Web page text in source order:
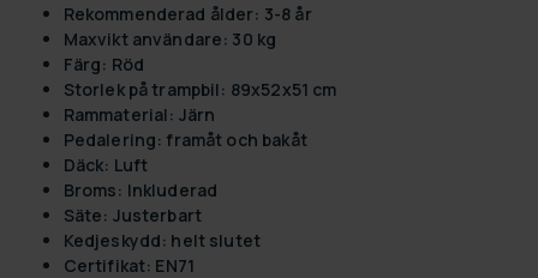
Rekommenderad ålder: 3-8 år
Maxvikt användare: 30 kg
Färg: Röd
Storlek på trampbil: 89x52x51 cm
Rammaterial: Järn
Pedalering: framåt och bakåt
Däck: Luft
Broms: Inkluderad
Säte: Justerbart
Kedjeskydd: helt slutet
Certifikat: EN71